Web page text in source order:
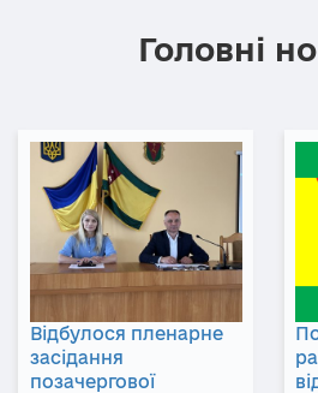
Головні
Відбулося пленарне
засідання
позачергової